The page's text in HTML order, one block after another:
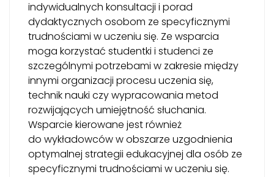
indywidualnych konsultacji i porad
dydaktycznych osobom ze specyficznymi
trudnościami w uczeniu się. Ze wsparcia
moga korzystać studentki i studenci ze
szczególnymi potrzebami w zakresie między
innymi organizacji procesu uczenia się,
technik nauki czy wypracowania metod
rozwijających umiejętność słuchania.
Wsparcie kierowane jest również
do wykładowców w obszarze uzgodnienia
optymalnej strategii edukacyjnej dla osób ze
specyficznymi trudnościami w uczeniu się.